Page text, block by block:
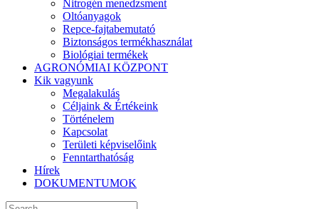
Nitrogén menedzsment
Oltóanyagok
Repce-fajtabemutató
Biztonságos termékhasználat
Biológiai termékek
AGRONÓMIAI KÖZPONT
Kik vagyunk
Megalakulás
Céljaink & Értékeink
Történelem
Kapcsolat
Területi képviselőink
Fenntarthatóság
Hírek
DOKUMENTUMOK